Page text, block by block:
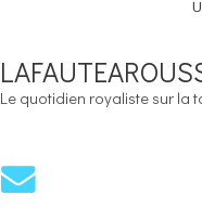
Le quotidien royaliste sur la